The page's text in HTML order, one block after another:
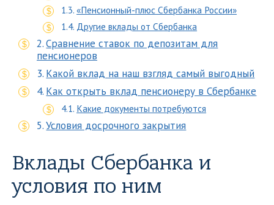
«Пенсионный-плюс Сбербанка России»
Другие вклады от Сбербанка
Сравнение ставок по депозитам для
пенсионеров
Какой вклад на наш взгляд самый выгодный
Как открыть вклад пенсионеру в Сбербанке
Какие документы потребуются
Условия досрочного закрытия
Вклады Сбербанка и
условия по ним